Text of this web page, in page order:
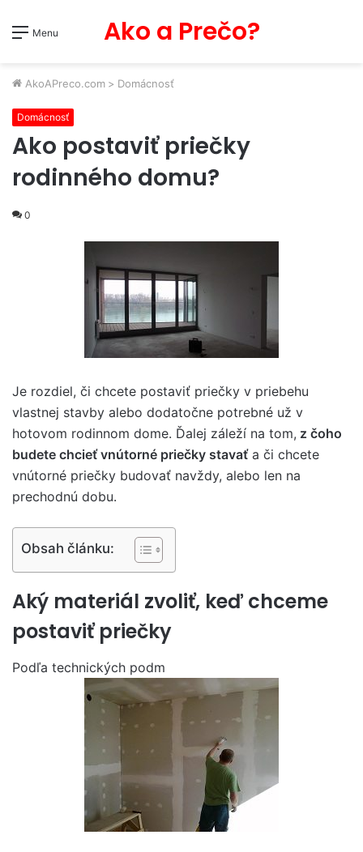
Menu Ako a Prečo?
AkoAPreco.com > Domácnosť
Domácnosť
Ako postaviť priečky
rodinného domu?
0
Je rozdiel, či chcete postaviť priečky v priebehu
vlastnej stavby alebo dodatočne potrebné už v
hotovom rodinnom dome. Ďalej záleží na tom, z čoho
budete chcieť vnútorné priečky stavaťa či chcete
vnútorné priečky budovať navždy, alebo len na
prechodnú dobu.
Obsah článku:
Aký materiál zvoliť, keď chceme
postaviť priečky
Podľa technických podm